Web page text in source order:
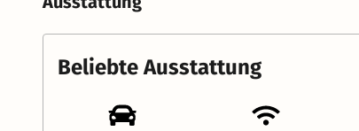
Beliebte Ausstattung